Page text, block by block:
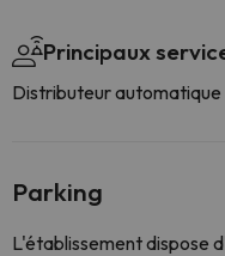
Principaux
Distributeur automatique
Parking
L'établissement dispose